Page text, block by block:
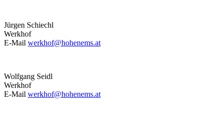
Jürgen Schiechl
Werkhof
E-Mail werkhof@hohenems.at
Wolfgang Seidl
Werkhof
E-Mail werkhof@hohenems.at